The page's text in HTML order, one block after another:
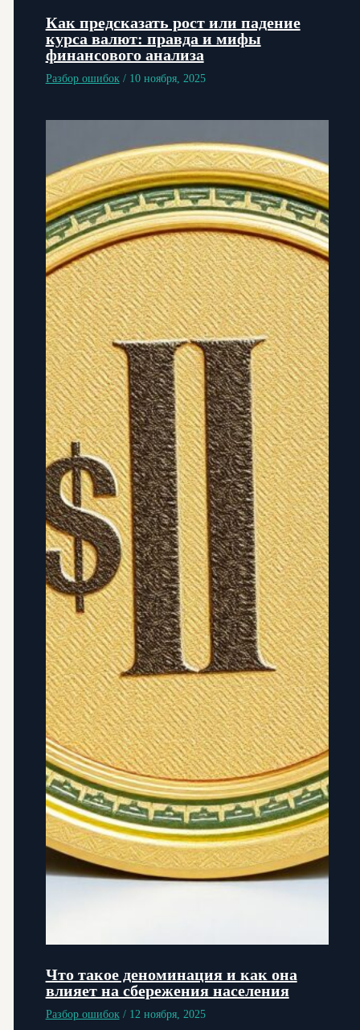
Как предсказать рост или падение
курса валют: правда и мифы
финансового анализа
Разбор ошибок/ 10 ноября, 2025
Что такое деноминация и как она
влияет на сбережения населения
Разбор ошибок/ 12 ноября, 2025